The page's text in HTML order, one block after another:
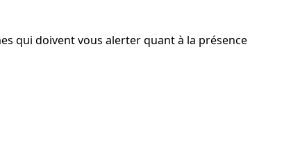
qui doivent vous alerter quant à la présence